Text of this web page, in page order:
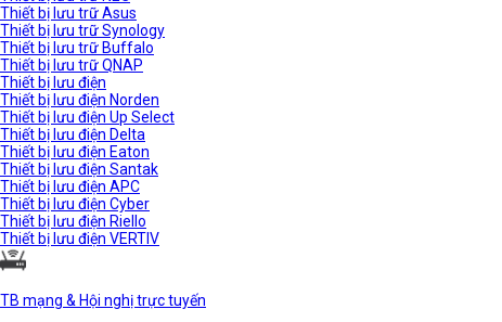
Thiết bị lưu trữ Asus
Thiết bị lưu trữ Synology
Thiết bị lưu trữ Buffalo
Thiết bị lưu trữ QNAP
Thiết bị lưu điện
Thiết bị lưu điện Norden
Thiết bị lưu điện Up Select
Thiết bị lưu điện Delta
Thiết bị lưu điện Eaton
Thiết bị lưu điện Santak
Thiết bị lưu điện APC
Thiết bị lưu điện Cyber
Thiết bị lưu điện Riello
Thiết bị lưu điện VERTIV
TB mạng & Hội nghị trực tuyến